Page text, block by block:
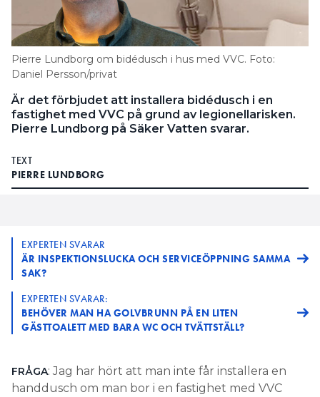
Pierre Lundborg om bidédusch i hus med VVC. Foto:
Daniel Persson/privat
Är det förbjudet att installera bidédusch i en
fastighet med VVC på grund av legionellarisken.
Pierre Lundborg på Säker Vatten svarar.
TEXT
PIERRE LUNDBORG
EXPERTEN SVARAR
ÄR INSPEKTIONSLUCKA OCH SERVICEÖPPNING SAMMA
SAK?
EXPERTEN SVARAR:
BEHÖVER MAN HA GOLVBRUNN PÅ EN LITEN
GÄSTTOALETT MED BARA WC OCH TVÄTTSTÄLL?
FRÅGA: Jag har hört att man inte får installera en
handdusch om man bor i en fastighet med VVC